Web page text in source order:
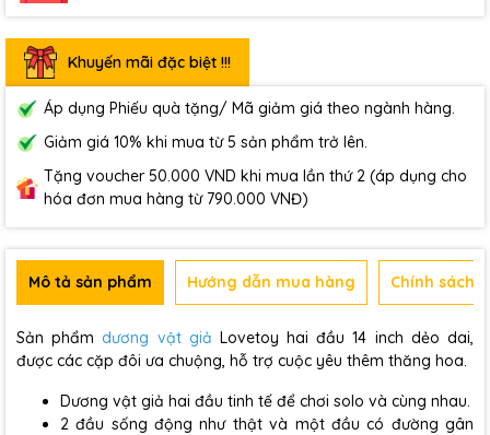
Khuyến mãi đặc biệt !!!
Áp dụng Phiếu quà tặng/ Mã giảm giá theo ngành hàng.
Giảm giá 10% khi mua từ 5 sản phẩm trở lên.
Tặng voucher 50.000 VND khi mua lần thứ 2 (áp dụng cho
hóa đơn mua hàng từ 790.000 VNĐ)
Mô tả sản phẩm Hướng dẫn mua hàng Chính sách
Sản phẩm dương vật giả Lovetoy hai đầu 14 inch dẻo dai,
được các cặp đôi ưa chuộng, hỗ trợ cuộc yêu thêm thăng hoa.
Dương vật giả hai đầu tinh tế để chơi solo và cùng nhau.
2 đầu sống động như thật và một đầu có đường gân